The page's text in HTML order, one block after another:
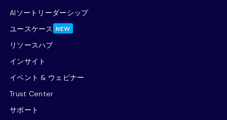
AIソートリーダーシップ
ユースケース NEW
リソースハブ
インサイト
イベント & ウェビナー
Trust Center
サポート